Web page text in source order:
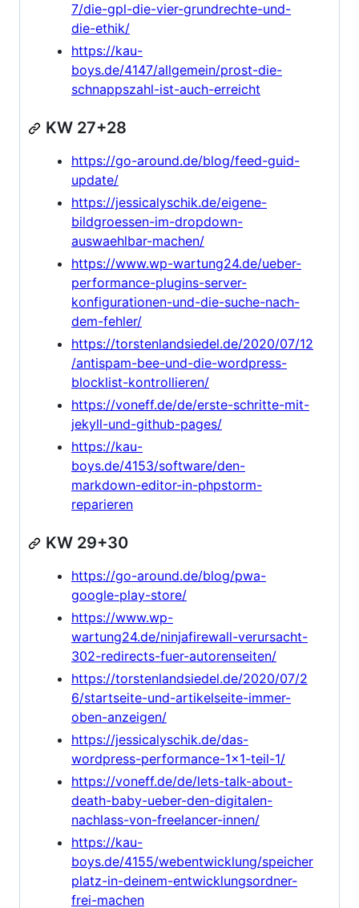
7/die-gpl-die-vier-grundrechte-und-
die-ethik/
https://kau-
boys.de/4147/allgemein/prost-die-
schnappszahl-ist-auch-erreicht
KW 27+28
https://go-around.de/blog/feed-guid-
update/
https://jessicalyschik.de/eigene-
bildgroessen-im-dropdown-
auswaehlbar-machen/
https://www.wp-wartung24.de/ueber-
performance-plugins-server-
konfigurationen-und-die-suche-nach-
dem-fehler/
https://torstenlandsiedel.de/2020/07/12
/antispam-bee-und-die-wordpress-
blocklist-kontrollieren/
https://voneff.de/de/erste-schritte-mit-
jekyll-und-github-pages/
https://kau-
boys.de/4153/software/den-
markdown-editor-in-phpstorm-
reparieren
KW 29+30
https://go-around.de/blog/pwa-
google-play-store/
https://www.wp-
wartung24.de/ninjafirewall-verursacht-
302-redirects-fuer-autorenseiten/
https://torstenlandsiedel.de/2020/07/2
6/startseite-und-artikelseite-immer-
oben-anzeigen/
https://jessicalyschik.de/das-
wordpress-performance-1x1-teil-1/
https://voneff.de/de/lets-talk-about-
death-baby-ueber-den-digitalen-
nachlass-von-freelancer-innen/
https://kau-
boys.de/4155/webentwicklung/speicher
platz-in-deinem-entwicklungsordner-
frei-machen